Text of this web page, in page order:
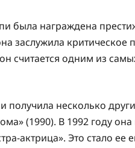
была награждена
заслужила
считается одним из
получила несколько
(1990). В 1992 году
актрица». Это стало